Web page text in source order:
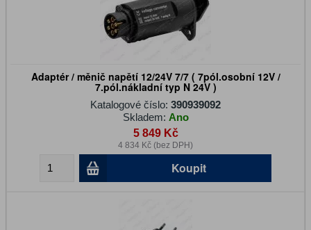
Adaptér / měnič napětí 12/24V 7/7 ( 7pól.osobní 12V /
7.pól.nákladní typ N 24V )
Katalogové číslo: 390939092
Skladem: Ano
5 849 Kč
4 834 Kč (bez DPH)
Koupit